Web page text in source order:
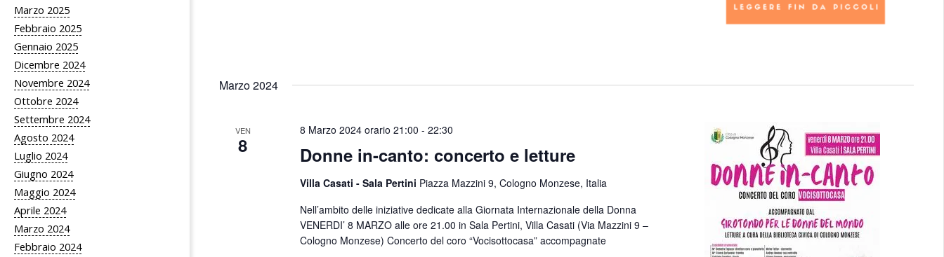
Marzo 2025
Febbraio 2025
Gennaio 2025
Dicembre 2024
Novembre 2024
Ottobre 2024
Settembre 2024
Agosto 2024
Luglio 2024
Giugno 2024
Maggio 2024
Aprile 2024
Marzo 2024
Febbraio 2024
Marzo 2024
VEN
8 Donne in-canto: concerto e letture
8 Marzo 2024 orario 21:00 -22:30
Villa Casati - Sala Pertini Piazza Mazzini 9, Cologno Monzese, Italia
Nell’ambito delle iniziative dedicate alla Giornata Internazionale della Donna
VENERDI’ 8 MARZO alle ore 21.00 in Sala Pertini, Villa Casati (Via Mazzini 9 –
Cologno Monzese) Concerto del coro “Vocisottocasa” accompagnate